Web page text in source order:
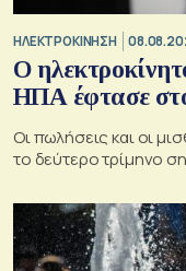
ΗΛΕΚΤΡΟΚΙΝΗΣΗ
Ο
ΗΠΑ έφτασε
Οι πωλήσεις και οι
το δεύτερο τρίμηνο